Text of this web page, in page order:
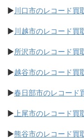
▶川口市のレコード買
▶川越市のレコード買
▶所沢市のレコード買
▶越谷市のレコード買
▶春日部市のレコード
▶上尾市のレコード買
▶熊谷市のレコード買